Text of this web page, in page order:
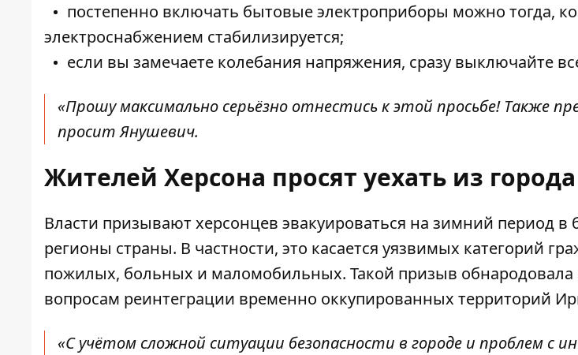
постепенно включать бытовые электроприборы можно тогда,
электроснабжением стабилизируется;
если вы замечаете колебания напряжения, сразу выключайте
«Прошу максимально серьёзно отнестись к этой просьбе! Также
просит Янушевич.
Жителей Херсона просят уехать из
Власти призывают херсонцев эвакуироваться на зимний период в
регионы страны. В частности, это касается уязвимых категорий
пожилых, больных и маломобильных. Такой призыв обнародовала
вопросам реинтеграции временно оккупированных территорий
«С учётом сложной ситуации безопасности в городе и проблем с